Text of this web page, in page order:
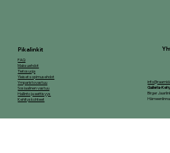
FAQ
Maksuehdot
Tietosuoja
Yleiset sopimusehdot
Ymparistovastuu
Sosiaalinen vastuu
Hallinto ja eettisyys
Kehityskohteet
Pikalinkit
Galleria-
Birger